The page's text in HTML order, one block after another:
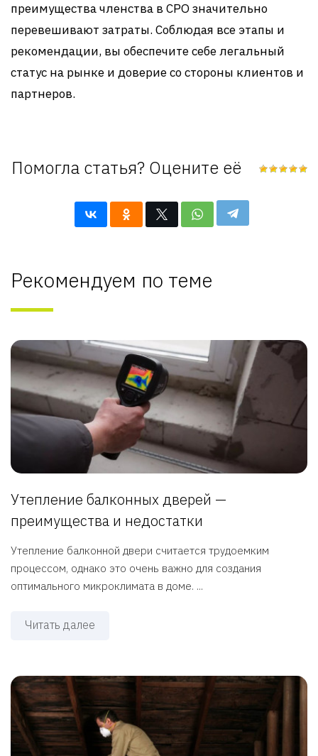
преимущества членства в СРО значительно
перевешивают затраты. Соблюдая все этапы и
рекомендации, вы обеспечите себе легальный
статус на рынке и доверие со стороны клиентов и
партнеров.
Помогла статья? Оцените её
Рекомендуем по теме
Утепление балконных дверей —
преимущества и недостатки
Утепление балконной двери считается трудоемким
процессом, однако это очень важно для создания
оптимального микроклимата в доме. ...
Читать далее